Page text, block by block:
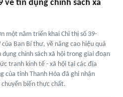
về tín dụng chính sách xã
một năm triển khai Chỉ thị số 39-
của Ban Bí thư, về nâng cao hiệu quả
dụng chính sách xã hội trong giai đoạn
tranh kinh tế - xã hội tại các địa
của tỉnh Thanh Hóa đã ghi nhận
chuyển biến thực chất.